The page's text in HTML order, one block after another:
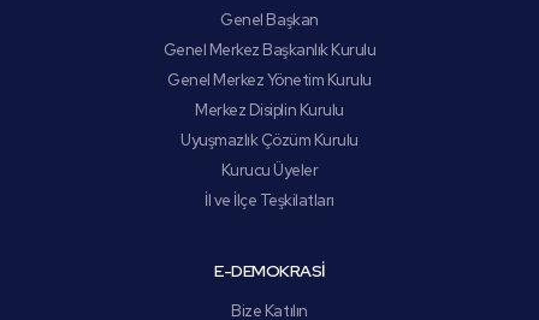
Genel Başkan
Genel Merkez Başkanlık Kurulu
Genel Merkez Yönetim Kurulu
Merkez Disiplin Kurulu
Uyuşmazlık Çözüm Kurulu
Kurucu Üyeler
İl ve İlçe Teşkilatları
E-DEMOKRASİ
Bize Katılın